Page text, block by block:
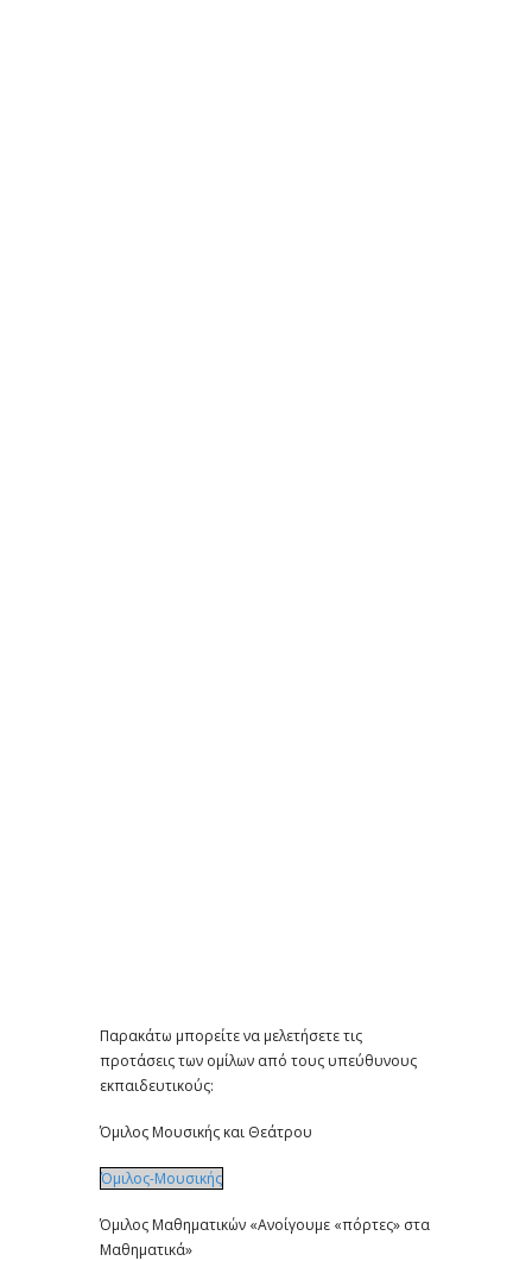
Παρακάτω μπορείτε να μελετήσετε τις
προτάσεις των ομίλων από τους υπεύθυνους
εκπαιδευτικούς:
Όμιλος Μουσικής και Θεάτρου
Όμιλος-Μουσικής
Όμιλος Μαθηματικών «Ανοίγουμε «πόρτες» στα
Μαθηματικά»